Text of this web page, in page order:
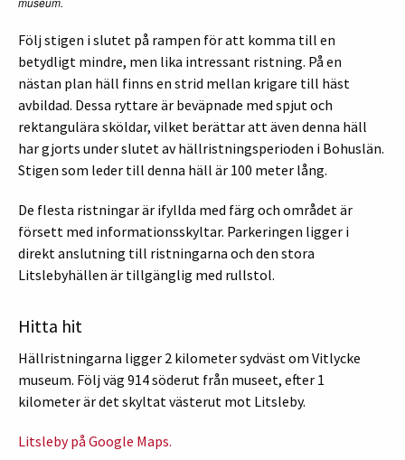
Följ stigen i slutet på rampen för att komma till en
betydligt mindre, men lika intressant ristning. På en
nästan plan häll finns en strid mellan krigare till häst
avbildad. Dessa ryttare är beväpnade med spjut och
rektangulära sköldar, vilket berättar att även denna häll
har gjorts under slutet av hällristningsperioden i Bohuslän.
Stigen som leder till denna häll är 100 meter lång.
De flesta ristningar är ifyllda med färg och området är
försett med informationsskyltar. Parkeringen ligger i
direkt anslutning till ristningarna och den stora
Litslebyhällen är tillgänglig med rullstol.
Hitta hit
Hällristningarna ligger 2 kilometer sydväst om Vitlycke
museum. Följ väg 914 söderut från museet, efter 1
kilometer är det skyltat västerut mot Litsleby.
Litsleby på Google Maps.